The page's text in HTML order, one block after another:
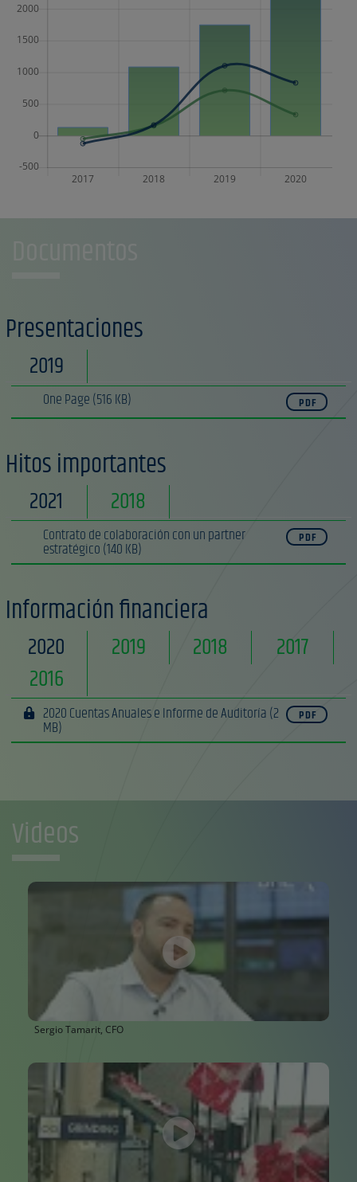
Presentaciones
2019
PDF
One Page(516 KB)
Hitos importantes
2021 2018
PDF
Contrato de colaboración con un partner
estratégico(140 KB)
Información financiera
2020 2019 2018
2017
2016
PDF
2020 Cuentas Anuales e Informe de Auditoría(2
MB)
Videos
Sergio Tamarit, CFO